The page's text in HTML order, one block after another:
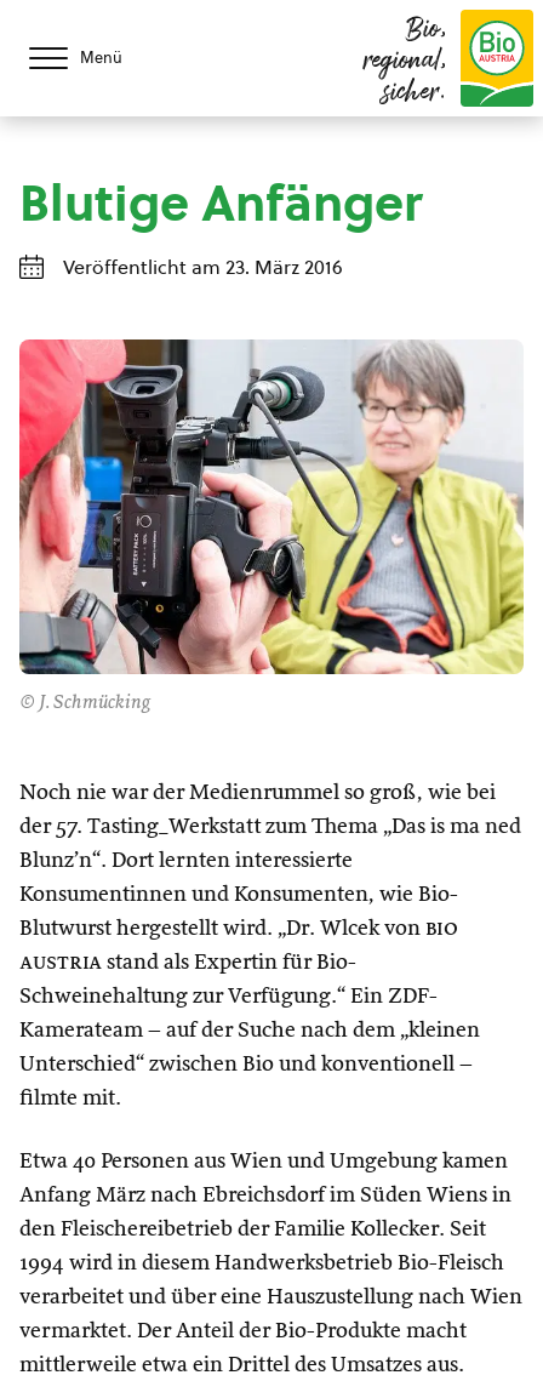
Menü
Bio,
regional,
sicher.
Blutige Anfänger
Veröffentlicht am 23. März 2016
© J. Schmücking
Noch nie war der Medienrummel so groß, wie bei
der 57. Tasting_Werkstatt zum Thema „Das is ma ned
Blunz’n“. Dort lernten interessierte
Konsumentinnen und Konsumenten, wie Bio-
Blutwurst hergestellt wird. „Dr. Wlcek von bio
austria stand als Expertin für Bio-
Schweinehaltung zur Verfügung.“ Ein ZDF-
Kamerateam – auf der Suche nach dem „kleinen
Unterschied“ zwischen Bio und konventionell –
filmte mit.
Etwa 40 Personen aus Wien und Umgebung kamen
Anfang März nach Ebreichsdorf im Süden Wiens in
den Fleischereibetrieb der Familie Kollecker. Seit
1994 wird in diesem Handwerksbetrieb Bio-Fleisch
verarbeitet und über eine Hauszustellung nach Wien
vermarktet. Der Anteil der Bio-Produkte macht
mittlerweile etwa ein Drittel des Umsatzes aus.